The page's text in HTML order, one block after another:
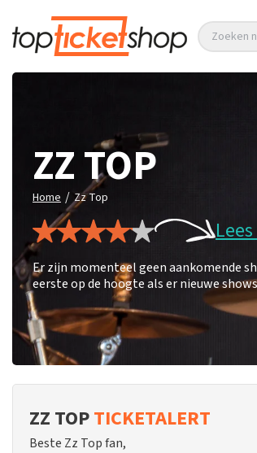
Zoeken
ZZ TOP
Home / Zz Top
Er zijn momenteel geen aankomende
eerste op de hoogte als er nieuwe
ZZ TOPTICKETALERT
Beste Zz Top fan,